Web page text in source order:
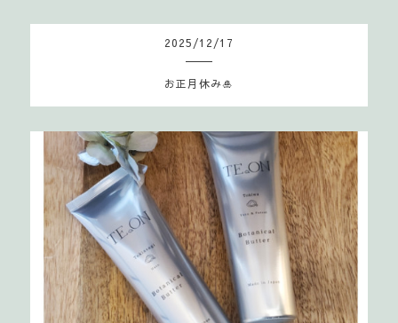
2025/12/17
お正月休み🎍